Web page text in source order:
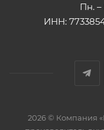
Пн. –
ИНН:
2026 © Компания